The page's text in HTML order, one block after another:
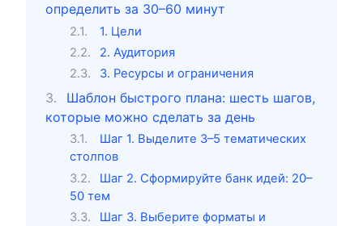
определить за 30–60 минут
1. Цели
2. Аудитория
3. Ресурсы и ограничения
Шаблон быстрого плана: шесть шагов,
которые можно сделать за день
Шаг 1. Выделите 3–5 тематических
столпов
Шаг 2. Сформируйте банк идей: 20–
50 тем
Шаг 3. Выберите форматы и